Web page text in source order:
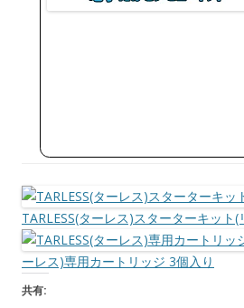
TARLESS(ターレス)スターターキット
ーレス)専用カートリッジ 3個入り
共有: